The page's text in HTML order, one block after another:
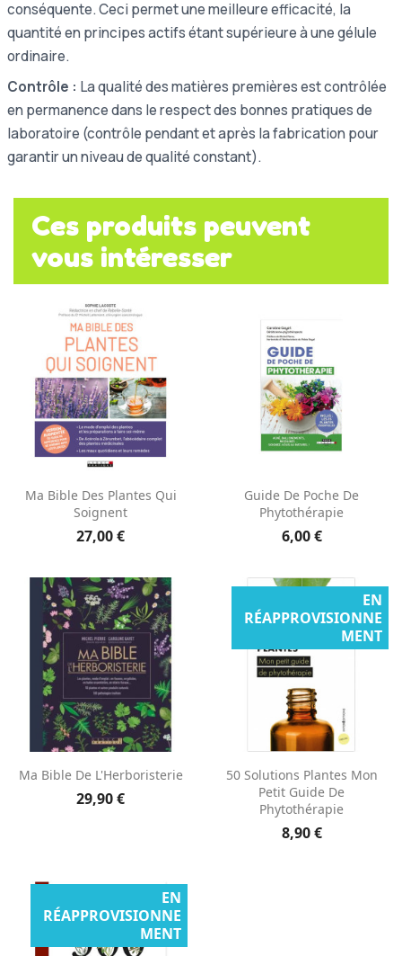
conséquente. Ceci permet une meilleure efficacité, la
quantité en principes actifs étant supérieure à une gélule
ordinaire.
Contrôle : La qualité des matières premières est contrôlée
en permanence dans le respect des bonnes pratiques de
laboratoire (contrôle pendant et après la fabrication pour
garantir un niveau de qualité constant).
Ces produits peuvent
vous intéresser
Ma Bible Des Plantes Qui
Soignent
27,00 €
Guide De Poche De
Phytothérapie
6,00 €
Ma Bible De L'Herboristerie
29,90 €
50 Solutions Plantes Mon
Petit Guide De
Phytothérapie
8,90 €
EN
RÉAPPROVISIONNE
MENT
EN
RÉAPPROVISIONNE
MENT